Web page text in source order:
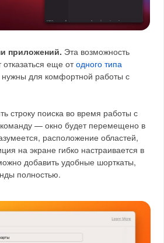
приложений. Эта возможность
еще отодного типа
нужны для комфортной работы с
строку поиска во время работы с
— окно будет перемещено в
расположение областей,
на экране гибко настраивается в
добавить удобные шорткаты,
полностью.